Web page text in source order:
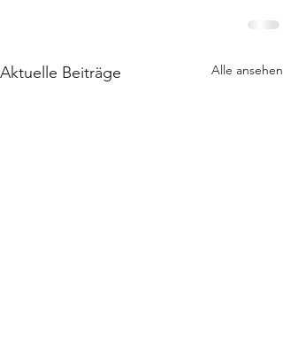
Aktuelle Beiträge Alle ansehen